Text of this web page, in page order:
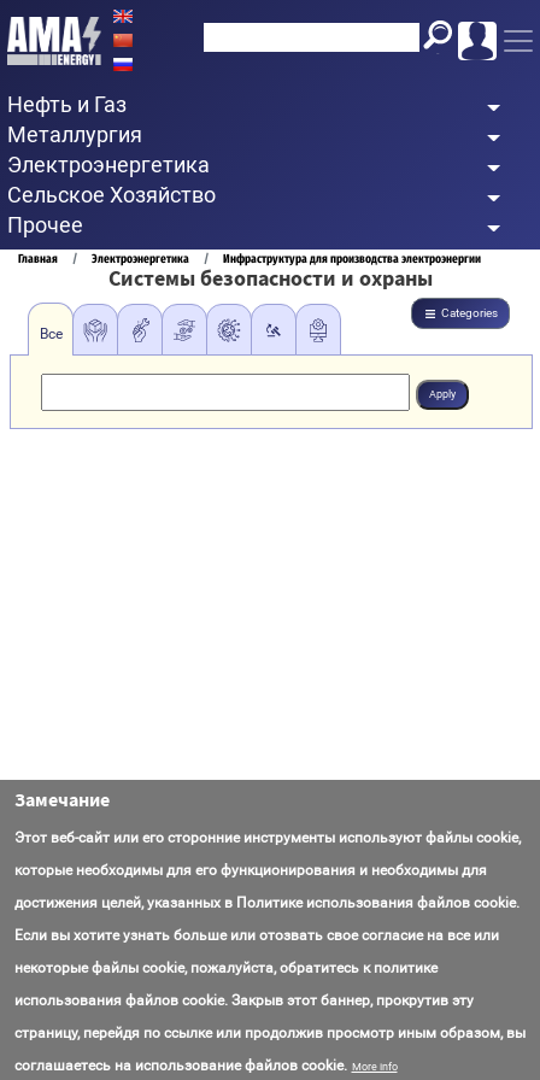
Перейти
к
содержанию
Нефть и Газ
Металлургия
Электроэнергетика
Сельское Хозяйство
Прочее
Строка
Главная Электроэнергетика Инфраструктура для производства электроэнергии
Системы безопасности и охраны
Categories
Все
Контакты Вопросы Об AmasEnergy Соглашение об использовании
Замечание
Этот веб-сайт или его сторонние инструменты используют файлы cookie,
которые необходимы для его функционирования и необходимы для
достижения целей, указанных в Политике использования файлов cookie.
Если вы хотите узнать больше или отозвать свое согласие на все или
некоторые файлы cookie, пожалуйста, обратитесь к политике
использования файлов cookie. Закрыв этот баннер, прокрутив эту
страницу, перейдя по ссылке или продолжив просмотр иным образом, вы
соглашаетесь на использование файлов cookie. More info